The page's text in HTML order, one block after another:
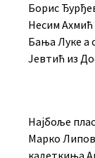
Борис
Несим
Бања Луке а
Јевтић из
Најбоље
Марко
кадеткиња